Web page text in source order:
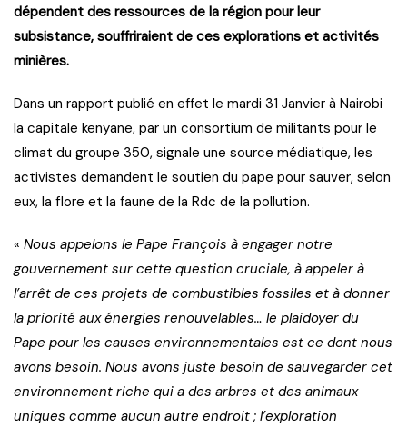
dépendent des ressources de la région pour leur
subsistance, souffriraient de ces explorations et activités
minières.
Dans un rapport publié en effet le mardi 31 Janvier à Nairobi
la capitale kenyane, par un consortium de militants pour le
climat du groupe 350, signale une source médiatique, les
activistes demandent le soutien du pape pour sauver, selon
eux, la flore et la faune de la Rdc de la pollution.
« Nous appelons le Pape François à engager notre
gouvernement sur cette question cruciale, à appeler à
l’arrêt de ces projets de combustibles fossiles et à donner
la priorité aux énergies renouvelables… le plaidoyer du
Pape pour les causes environnementales est ce dont nous
avons besoin. Nous avons juste besoin de sauvegarder cet
environnement riche qui a des arbres et des animaux
uniques comme aucun autre endroit ; l’exploration